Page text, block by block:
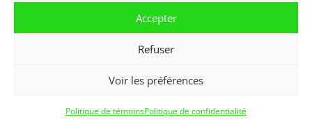
Accepter
Refuser
Voir les préférences
Politique de témoinsPolitique de confidentialité